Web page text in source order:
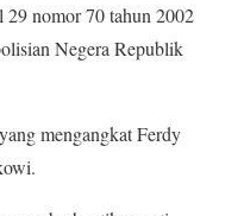
29 nomor 70 tahun 2002
Negera Republik
mengangkat Ferdy